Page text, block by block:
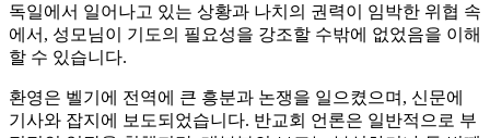
독일에서 일어나고 있는 상황과 나치의 권력이 임박한 위협 속
에서, 성모님이 기도의 필요성을 강조할 수밖에 없었음을 이해
할 수 있습니다.
환영은 벨기에 전역에 큰 흥분과 논쟁을 일으켰으며, 신문에
기사와 잡지에 보도되었습니다. 반교회 언론은 일반적으로 부